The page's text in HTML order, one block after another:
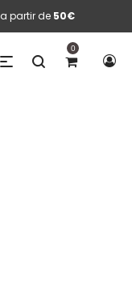
a partir de 50€
0